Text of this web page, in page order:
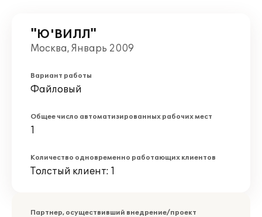
"Ю'ВИЛЛ"
Москва, Январь 2009
Вариант работы
Файловый
Общее число автоматизированных рабочих мест
1
Количество одновременно работающих клиентов
Толстый клиент: 1
Партнер, осуществивший внедрение/проект